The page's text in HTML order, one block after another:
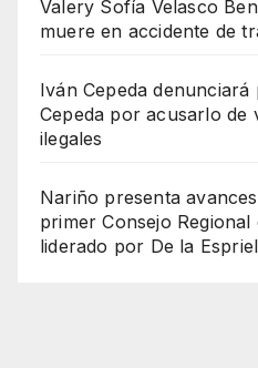
Valery Sofía Velasco
muere en accidente de
Iván Cepeda
Cepeda por acusarlo de
ilegales
Nariño presenta
primer Consejo
liderado por De la